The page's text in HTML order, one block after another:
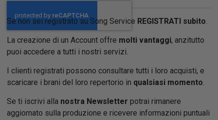
Se non sei registrato su Song Service REGISTRATI subito.
La creazione di un Account offre molti vantaggi, anzitutto
puoi accedere a tutti i nostri servizi.
I clienti registrati possono consultare tutti i loro acquisti, e
scaricare i brani del loro repertorio in qualsiasi momento.
Se ti iscrivi alla nostra Newsletter potrai rimanere
aggiornato sulla produzione e ricevere informazioni puntuali